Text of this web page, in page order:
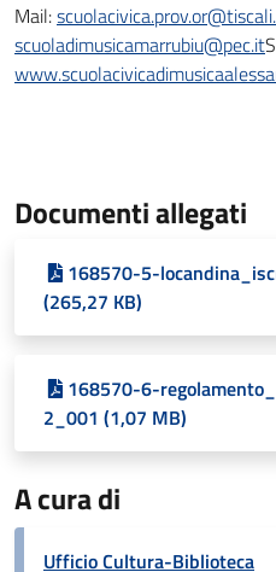
Mail:
scuoladimusicamarrubiu@pec.it
Documenti allegati
168570-5-
(265,27 KB)
168570-6-
2_001 (1,07 MB)
A cura di
Ufficio Cultura-Biblioteca